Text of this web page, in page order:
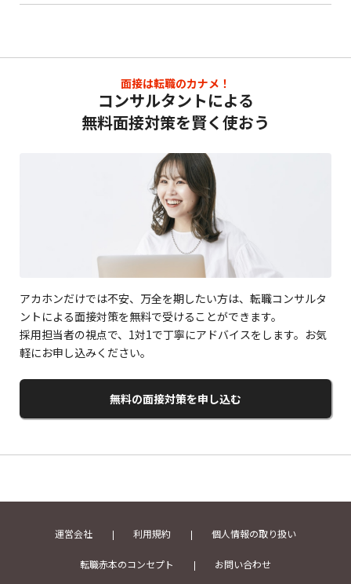
面接は転職のカナメ！
コンサルタントによる
無料面接対策を賢く使おう
アカホンだけでは不安、万全を期したい方は、転職コンサルタ
ントによる面接対策を無料で受けることができます。
採用担当者の視点で、1対1で丁寧にアドバイスをします。お気
軽にお申し込みください。
無料の面接対策を申し込む
運営会社 利用規約 個人情報の取り扱い
転職赤本のコンセプト お問い合わせ